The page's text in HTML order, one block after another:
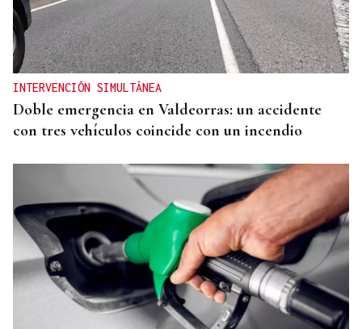
MEDICINA FÍSICA Y REHABILITACIÓN
Lucía Ros Dopico, médico especialista: “Mi sueño
es cambiar el paradigma de la discapacidad
infantil”
INTERVENCIÓN SIMULTÁNEA
Doble emergencia en Valdeorras: un accidente
con tres vehículos coincide con un incendio